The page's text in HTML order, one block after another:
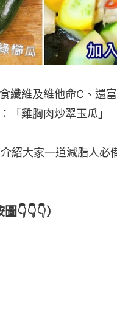
纖維及維他命C、還
「雞胸肉炒翠玉瓜」
紹大家一道減脂人
👇👇👇）